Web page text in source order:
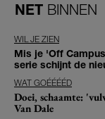
NET BINNEN
WIL JE ZIEN
Mis je 'Off
serie schijnt de
WAT GOÉÉÉÉD
Doei, schaamte:
Van Dale